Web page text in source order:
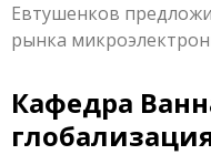
Евтушенков
рынка
Кафедра